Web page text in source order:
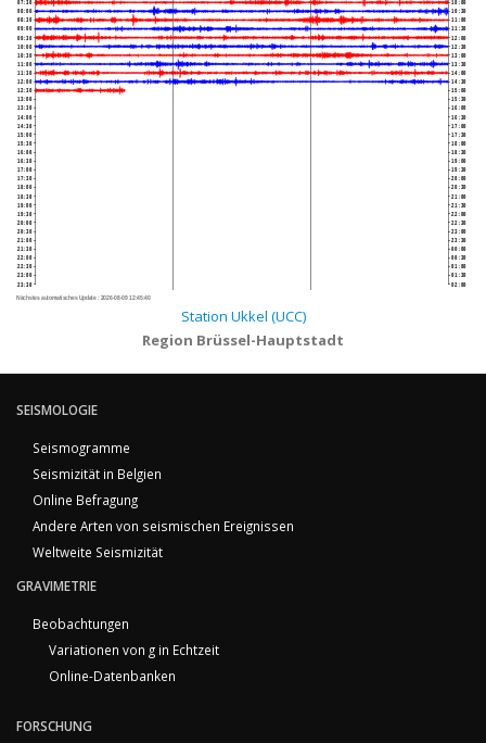
07:30
08:00
08:30
09:00
09:30
10:00
10:30
11:00
11:30
12:00
12:30
13:00
13:30
14:00
14:30
15:00
15:30
16:00
16:30
17:00
17:30
18:00
18:30
19:00
19:30
20:00
20:30
21:00
21:30
22:00
22:30
23:00
23:30
10:00
10:30
11:00
11:30
12:00
12:30
13:00
13:30
14:00
14:30
15:00
15:30
16:00
16:30
17:00
17:30
18:00
18:30
19:00
19:30
20:00
20:30
21:00
21:30
22:00
22:30
23:00
23:30
00:00
00:30
01:00
01:30
02:00
Nächstes automatisches Update : 2026-08-09 12:45:40
Station Ukkel (UCC)
Region Brüssel-Hauptstadt
SEISMOLOGIE
Seismogramme
Seismizität in Belgien
Online Befragung
Andere Arten von seismischen Ereignissen
Weltweite Seismizität
GRAVIMETRIE
Beobachtungen
Variationen von g in Echtzeit
Online-Datenbanken
FORSCHUNG